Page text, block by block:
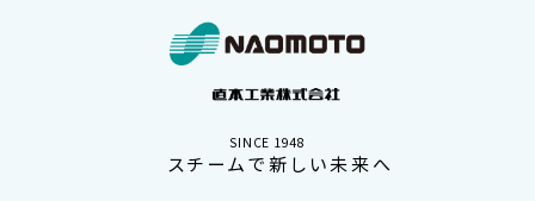
SINCE 1948
スチームで新しい未来へ